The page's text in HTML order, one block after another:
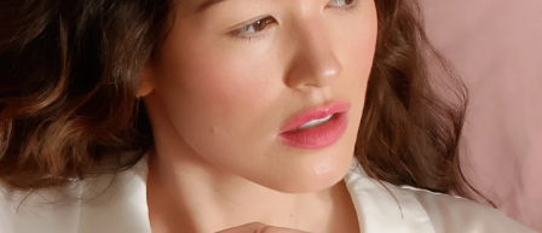
Meine Geräte
Meine Bestellungen
Meine Adressen
Meine Abonnements
FAQ™ Pure Beauty-Tech Elixir
issa™ Teeth Whitening Set
English Deutsch
Español
Français
Português
Polski
Svenska
Русский
Türkçe
简体中文 繁體中文